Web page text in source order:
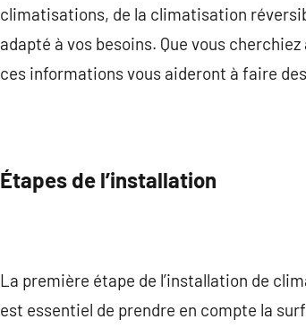
climatisations, de la climatisation
adapté à vos besoins. Que vous
ces informations vous aideront à faire
Étapes de l’installation
La première étape de l’installation de
est essentiel de prendre en compte la